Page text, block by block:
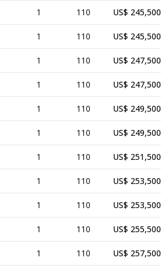
1 110 US$ 245,500
1 110 US$ 245,500
1 110 US$ 247,500
1 110 US$ 247,500
1 110 US$ 249,500
1 110 US$ 249,500
1 110 US$ 251,500
1 110 US$ 253,500
1 110 US$ 253,500
1 110 US$ 255,500
1 110 US$ 257,500